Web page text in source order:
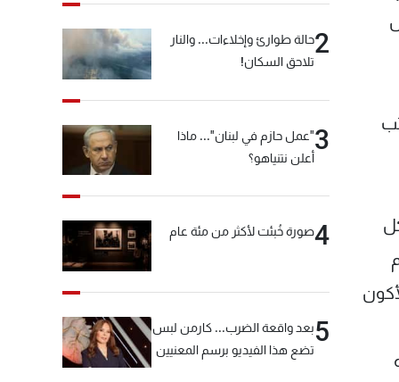
2حالة طوارئ وإخلاءات... والنار
تلاحق السكان!
3"عمل حازم في لبنان"... ماذا
أعلن نتنياهو؟
4صورة خُبئت لأكثر من مئة عام
5بعد واقعة الضرب... كارمن لبس
تضع هذا الفيديو برسم المعنيين